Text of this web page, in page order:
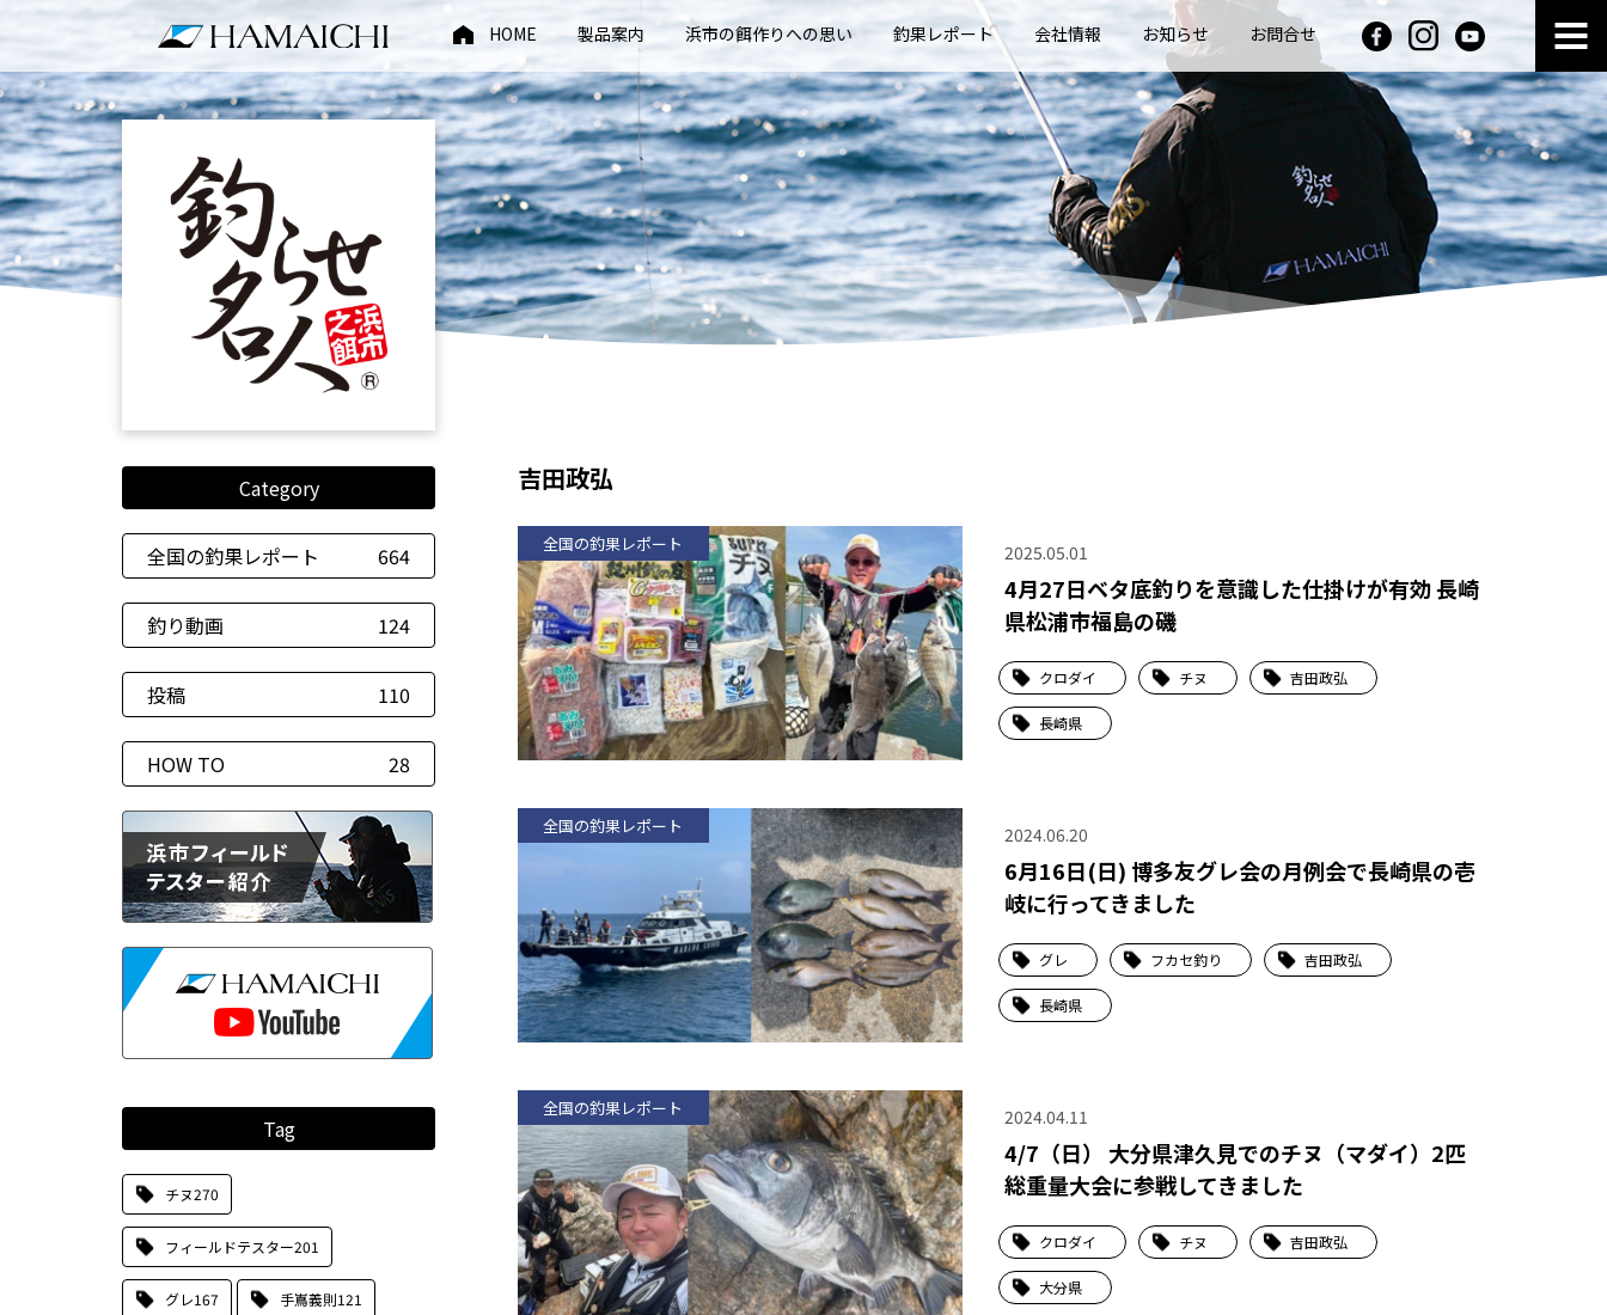
HOME 製品案内 浜市の餌作りへの思い 釣果レポート 会社情報 お知らせ お問合せ
Category
全国の釣果レポート 664
釣り動画 124
投稿 110
HOW TO 28
Tag
チヌ270
フィールドテスター201
グレ167 手嶌義則121
吉田政弘
全国の釣果レポート 2025.05.01
4月27日ベタ底釣りを意識した仕掛けが有効 長崎
県松浦市福島の磯
クロダイ チヌ 吉田政弘
長崎県
全国の釣果レポート 2024.06.20
6月16日(日) 博多友グレ会の月例会で長崎県の壱
岐に行ってきました
グレ フカセ釣り 吉田政弘
長崎県
全国の釣果レポート 2024.04.11
4/7（日） 大分県津久見でのチヌ（マダイ）2匹
総重量大会に参戦してきました
クロダイ チヌ 吉田政弘
大分県